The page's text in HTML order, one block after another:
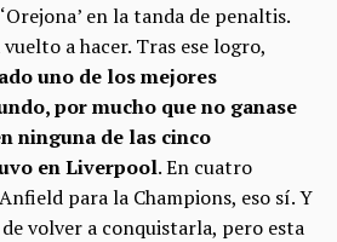
en la tanda de penaltis.
a hacer. Tras ese logro,
uno de los mejores
por mucho que no ganase
ninguna de las cinco
en Liverpool. En cuatro
para la Champions, eso sí. Y
volver a conquistarla, pero esta